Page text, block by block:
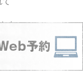
た。